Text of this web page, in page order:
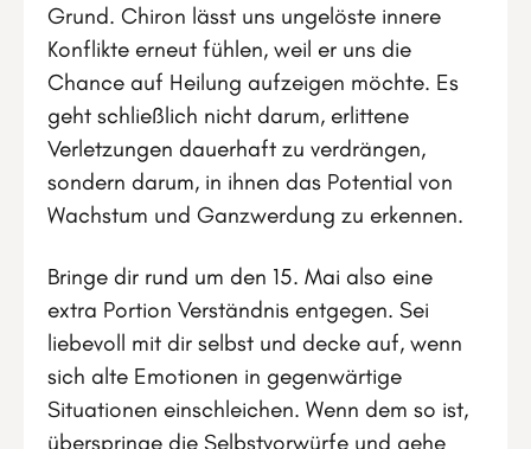
Grund. Chiron lässt uns ungelöste innere
Konflikte erneut fühlen, weil er uns die
Chance auf Heilung aufzeigen möchte. Es
geht schließlich nicht darum, erlittene
Verletzungen dauerhaft zu verdrängen,
sondern darum, in ihnen das Potential von
Wachstum und Ganzwerdung zu erkennen.
Bringe dir rund um den 15. Mai also eine
extra Portion Verständnis entgegen. Sei
liebevoll mit dir selbst und decke auf, wenn
sich alte Emotionen in gegenwärtige
Situationen einschleichen. Wenn dem so ist,
überspringe die Selbstvorwürfe und gehe